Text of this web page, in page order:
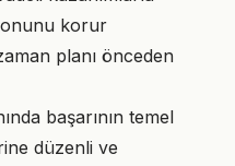
korur
planı önceden
başarının temel
düzenli ve